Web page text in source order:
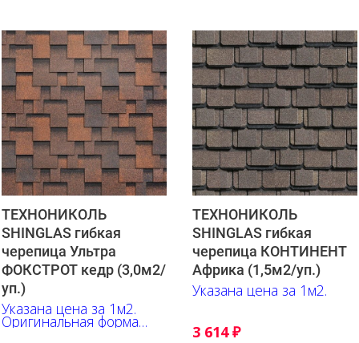
ТЕХНОНИКОЛЬ
SHINGLAS гибкая
черепица Ультра
ФОКСТРОТ кедр (3,0м2/
уп.)
Указана цена за 1м2.
Оригинальная форма
ТЕХНОНИКОЛЬ
SHINGLAS гибкая
черепица КОНТИНЕНТ
Африка (1,5м2/уп.)
Указана цена за 1м2.
3 614₽